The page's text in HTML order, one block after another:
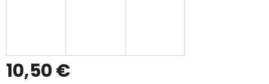
10,50 €